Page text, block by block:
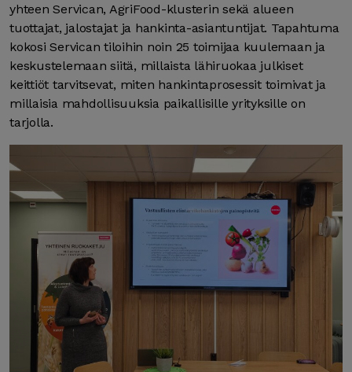
yhteen Servican, AgriFood-klusterin sekä alueen
tuottajat, jalostajat ja hankinta-asiantuntijat. Tapahtuma
kokosi Servican tiloihin noin 25 toimijaa kuulemaan ja
keskustelemaan siitä, millaista lähiruokaa julkiset
keittiöt tarvitsevat, miten hankintaprosessit toimivat ja
millaisia mahdollisuuksia paikallisille yrityksille on
tarjolla.